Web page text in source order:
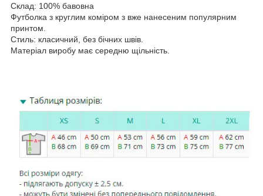
Склад: 100% бавовна
Футболка з круглим коміром з вже нанесеним популярним
принтом.
Стиль: класичний, без бічних швів.
Матеріал виробу має середню щільність.